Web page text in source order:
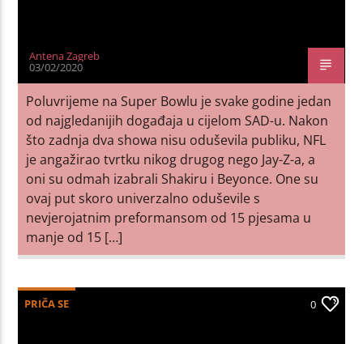
Antena Zagreb
03/02/2020
Poluvrijeme na Super Bowlu je svake godine jedan
od najgledanijih događaja u cijelom SAD-u. Nakon
što zadnja dva showa nisu oduševila publiku, NFL
je angažirao tvrtku nikog drugog nego Jay-Z-a, a
oni su odmah izabrali Shakiru i Beyonce. One su
ovaj put skoro univerzalno oduševile s
nevjerojatnim preformansom od 15 pjesama u
manje od 15 […]
PRIČA SE 0